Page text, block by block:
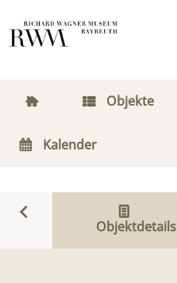
Objekte
Kalender
Objektdetails